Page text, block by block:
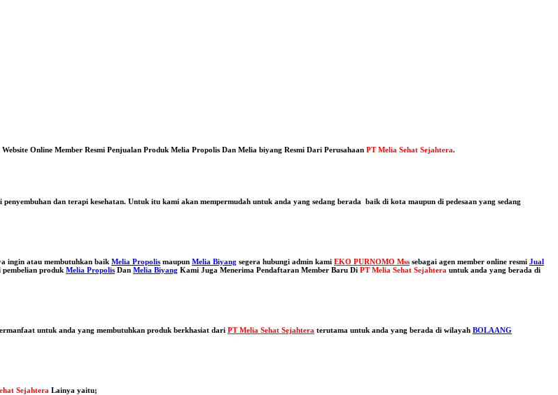
Online Member Resmi Penjualan Produk Melia Propolis Dan Melia biyang Resmi Dari Perusahaan PT Melia Sehat Sejahtera.
dan terapi kesehatan. Untuk itu kami akan mempermudah untuk anda yang sedang berada baik di kota maupun di pedesaan yang sedang
ingin atau membutuhkan baik Melia Propolis maupun Melia Biyang segera hubungi admin kami EKO PURNOMO Mss sebagai agen member online resmi Jual
pembelian produk Melia Propolis Dan Melia Biyang Kami Juga Menerima Pendaftaran Member Baru Di PT Melia Sehat Sejahtera untuk anda yang berada di
untuk anda yang membutuhkan produk berkhasiat dari PT Melia Sehat Sejahtera terutama untuk anda yang berada di wilayah BOLAANG
Sejahtera Lainya yaitu;